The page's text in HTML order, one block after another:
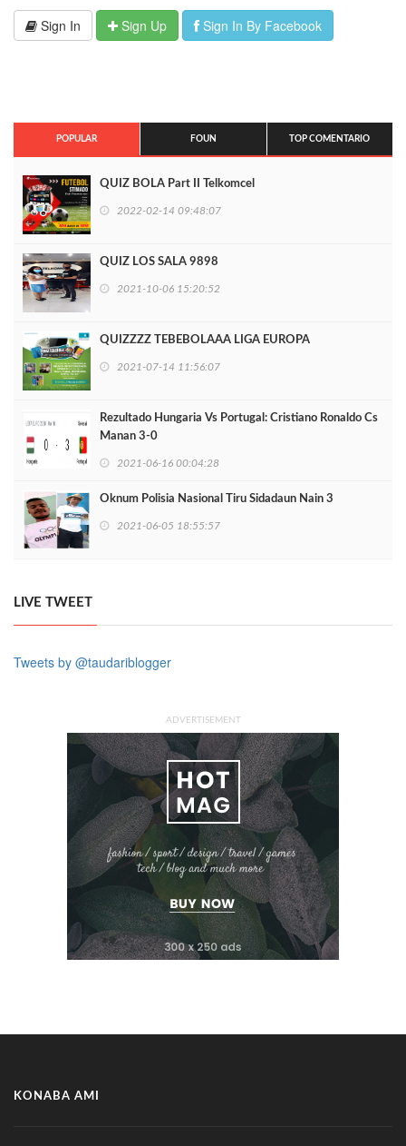
Sign In Sign Up Sign In By Facebook
POPULAR FOUN TOP COMENTARIO
QUIZ BOLA Part II Telkomcel
2022-02-14 09:48:07
QUIZ LOS SALA 9898
2021-10-06 15:20:52
QUIZZZZ TEBEBOLAAA LIGA EUROPA
2021-07-14 11:56:07
Rezultado Hungaria Vs Portugal: Cristiano Ronaldo Cs
Manan 3-0
2021-06-16 00:04:28
Oknum Polisia Nasional Tiru Sidadaun Nain 3
2021-06-05 18:55:57
LIVE TWEET
Tweets by @taudariblogger
ADVERTISEMENT
KONABA AMI